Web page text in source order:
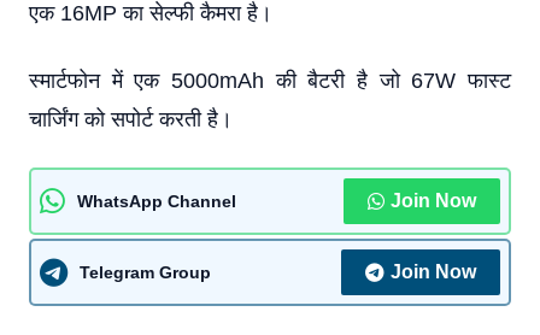
एक 16MP का सेल्फी कैमरा है।
स्मार्टफोन में एक 5000mAh की बैटरी है जो 67W फास्ट
चार्जिंग को सपोर्ट करती है।
WhatsApp Channel Join Now
Telegram Group Join Now